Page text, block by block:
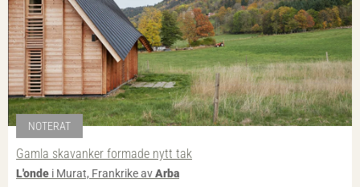
NOTERAT
Gamla skavanker formade nytt tak
L'onde i Murat, Frankrike avArba